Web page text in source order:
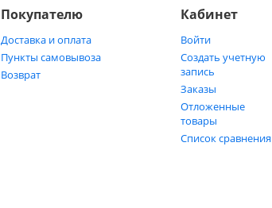
Покупателю
Доставка и оплата
Пункты самовывоза
Возврат
Кабинет
Войти
Создать учетную
запись
Заказы
Отложенные
товары
Список сравнения